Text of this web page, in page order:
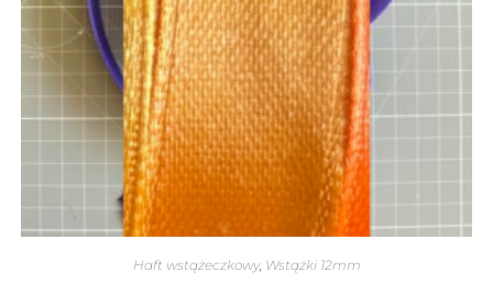
Haft wstążeczkowy, Wstążki 12mm